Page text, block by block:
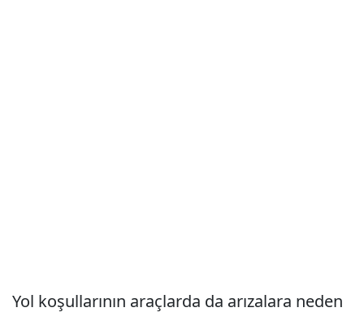
Yol koşullarının araçlarda da arızalara neden